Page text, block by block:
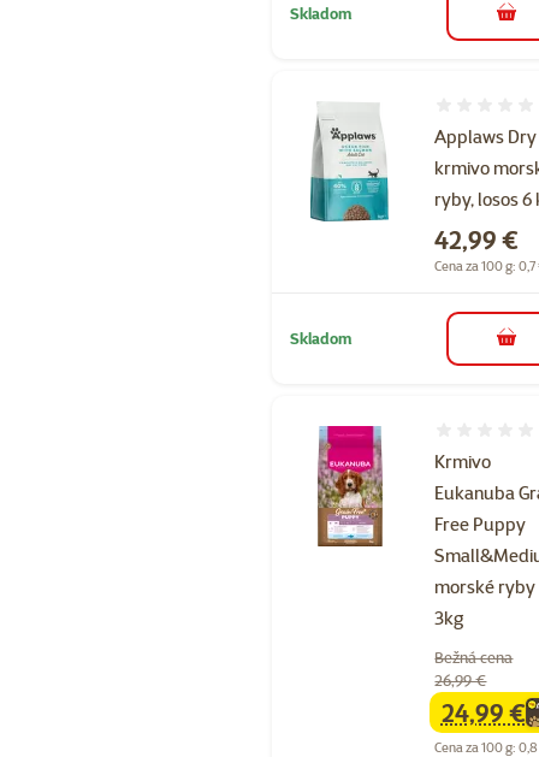
Skladom do
Applaws Dry
krmivo
ryby, losos 6
Cena
42,99 €
Cena za 100 g:
Skladom do
Krmivo
Eukanuba
Free Puppy
morské ryby
3kg
Bežná cena
26,99 €
family
24,99 €
Cena za 100 g: